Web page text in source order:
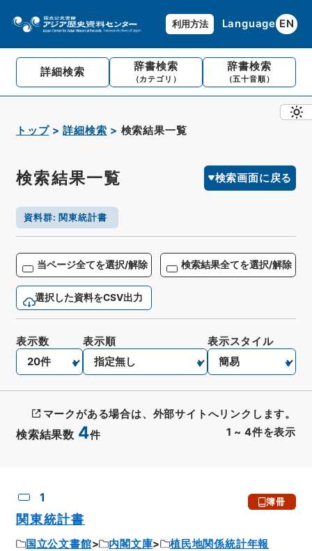
利用方法 Language EN
詳細検索 辞書検索
（カテゴリ）
辞書検索
（五十音順）
トップ 詳細検索 検索結果一覧
検索結果一覧 検索画面に戻る
資料群: 関東統計書
当ページ全てを選択/解除 検索結果全てを選択/解除
選択した資料をCSV出力
検索結果数 4件 1 ~ 4件を表示
表示数 表示順 表示スタイル
マークがある場合は、外部サイトへリンクします。
1 簿冊
関東統計書
国立公文書館 内閣文庫
植民地関係統計年報